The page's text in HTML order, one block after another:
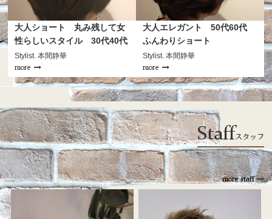
大人エレガント 50代60代
ふんわりショート
Stylist. 本間静華
more
脱力系ユルショート
Stylist.
more
Staffスタッフ
more staff